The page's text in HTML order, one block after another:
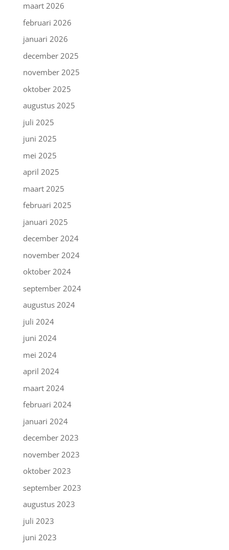
maart 2026
februari 2026
januari 2026
december 2025
november 2025
oktober 2025
augustus 2025
juli 2025
juni 2025
mei 2025
april 2025
maart 2025
februari 2025
januari 2025
december 2024
november 2024
oktober 2024
september 2024
augustus 2024
juli 2024
juni 2024
mei 2024
april 2024
maart 2024
februari 2024
januari 2024
december 2023
november 2023
oktober 2023
september 2023
augustus 2023
juli 2023
juni 2023